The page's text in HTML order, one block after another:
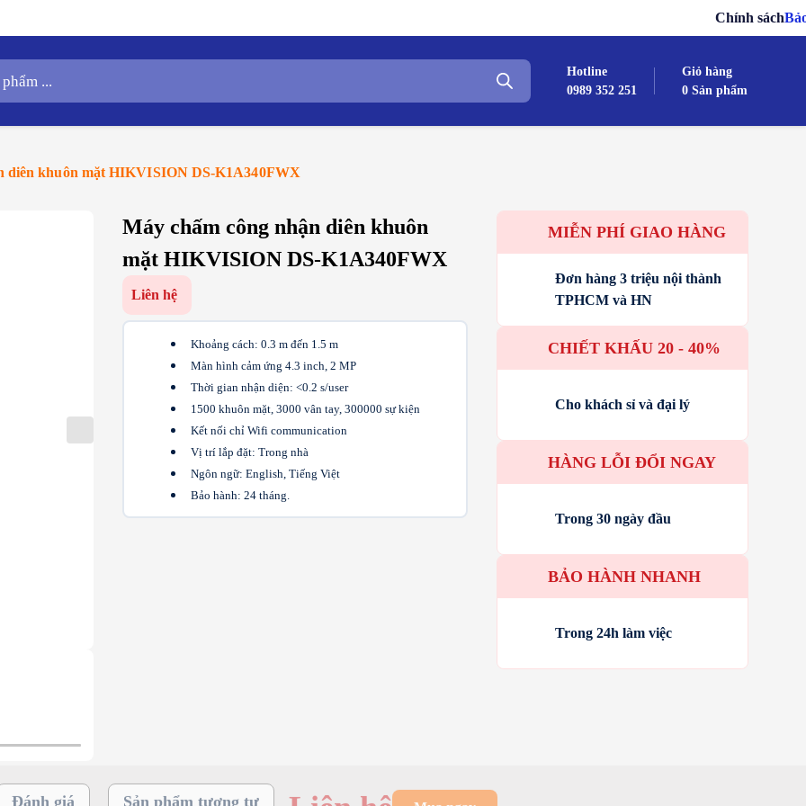
Bảo hành –
Hotline
0989 352 251
Giỏ hàng
0 Sản phẩm
diên khuôn mặt HIKVISION DS-K1A340FWX
Máy chấm công nhận diên khuôn
mặt HIKVISION DS-K1A340FWX
Liên hệ
Khoảng cách: 0.3 m đến 1.5 m
Màn hình cảm ứng 4.3 inch, 2 MP
Thời gian nhận diện: <0.2 s/user
1500 khuôn mặt, 3000 vân tay, 300000 sự kiện
Kết nối chỉ Wifi communication
Vị trí lắp đặt: Trong nhà
Ngôn ngữ: English, Tiếng Việt
Bảo hành: 24 tháng.
MIỄN PHÍ GIAO HÀNG
Đơn hàng 3 triệu nội thành
TPHCM và HN
CHIẾT KHẤU 20 - 40%
Cho khách sỉ và đại lý
HÀNG LỖI ĐỔI NGAY
Trong 30 ngày đầu
BẢO HÀNH NHANH
Trong 24h làm việc